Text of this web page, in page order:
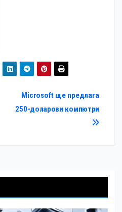
Microsoft ще предлага
250-доларови компютри